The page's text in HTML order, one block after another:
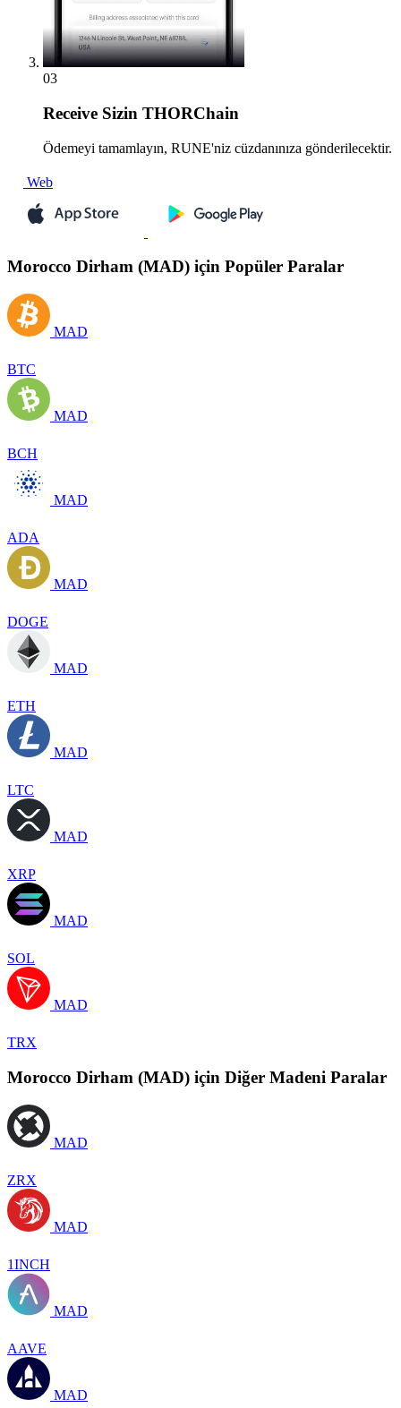
03
Receive Sizin THORChain
Ödemeyi tamamlayın, RUNE'niz cüzdanınıza gönderilecektir.
Web
Morocco Dirham (MAD) için Popüler Paralar
MAD
BTC
MAD
BCH
MAD
ADA
MAD
DOGE
MAD
ETH
MAD
LTC
MAD
XRP
MAD
SOL
MAD
TRX
Morocco Dirham (MAD) için Diğer Madeni Paralar
MAD
ZRX
MAD
1INCH
MAD
AAVE
MAD